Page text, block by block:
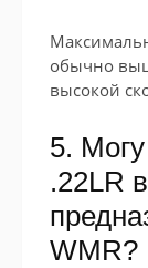
обычно
высокой
5.
.22LR
WMR?